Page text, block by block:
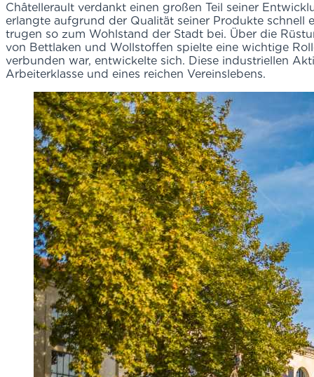
Châtellerault verdankt einen großen Teil seiner
erlangte aufgrund der Qualität seiner Produkte schnell
trugen so zum Wohlstand der Stadt bei. Über die
von Bettlaken und Wollstoffen spielte eine wichtige
verbunden war, entwickelte sich. Diese industriellen
Arbeiterklasse und eines reichen Vereinslebens.